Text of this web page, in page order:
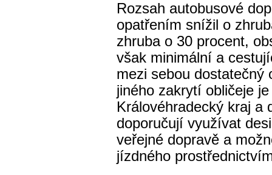
Rozsah autobusové
opatřením snížil o
zhruba o 30 procent,
však minimální a
mezi sebou dostatečný
jiného zakrytí obličeje
Královéhradecký kraj a
doporučují využívat
veřejné dopravě a
jízdného